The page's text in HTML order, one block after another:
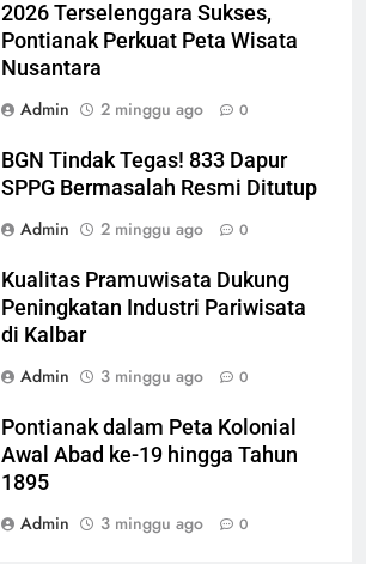
2026 Terselenggara Sukses,
Pontianak Perkuat Peta Wisata
Nusantara
Admin
2 minggu ago 0
BGN Tindak Tegas! 833 Dapur
SPPG Bermasalah Resmi Ditutup
Admin
2 minggu ago 0
Kualitas Pramuwisata Dukung
Peningkatan Industri Pariwisata
di Kalbar
Admin
3 minggu ago 0
Pontianak dalam Peta Kolonial
Awal Abad ke-19 hingga Tahun
1895
Admin
3 minggu ago 0